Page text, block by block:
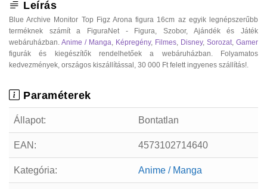
Leírás
Blue Archive Monitor Top Figz Arona figura 16cm az egyik legnépszerűbb
terméknek számít a FiguraNet - Figura, Szobor, Ajándék és Játék
webáruházban. Anime / Manga Képregény, Filmes Disney, Sorozat Gamer
figurák és kiegészítők rendelhetőek a webáruházban. Folyamatos
kedvezmények, országos kiszállítással, 30 000 Ft felett ingyenes szállítás!.
Paraméterek
Állapot: Bontatlan
EAN: 4573102714640
Kategória: Anime / Manga